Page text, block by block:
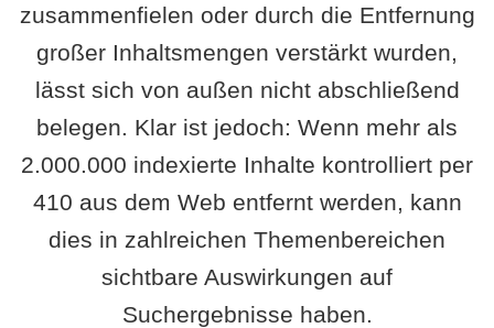
zusammenfielen oder durch die Entfernung
großer Inhaltsmengen verstärkt wurden,
lässt sich von außen nicht abschließend
belegen. Klar ist jedoch: Wenn mehr als
2.000.000 indexierte Inhalte kontrolliert per
410 aus dem Web entfernt werden, kann
dies in zahlreichen Themenbereichen
sichtbare Auswirkungen auf
Suchergebnisse haben.